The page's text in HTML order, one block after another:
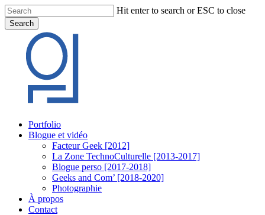
Skip
to
main
content
Hit enter to search or ESC to close
Search
Search
Menu
Portfolio
Blogue et vidéo
Facteur Geek [2012]
La Zone TechnoCulturelle [2013-2017]
Blogue perso [2017-2018]
Geeks and Com’ [2018-2020]
Photographie
À propos
Contact